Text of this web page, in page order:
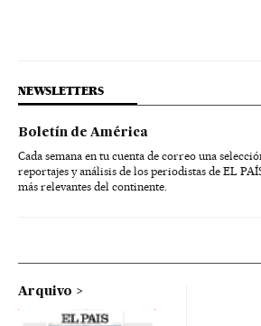
NEWSLETTERS
Boletín de América
Cada semana en tu cuenta de correo una
reportajes y análisis de los periodistas de EL
más relevantes del continente.
Arquivo